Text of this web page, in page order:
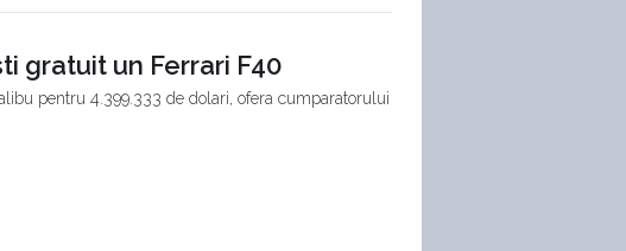
gratuit un Ferrari F40
pentru 4.399.333 de dolari, ofera cumparatorului